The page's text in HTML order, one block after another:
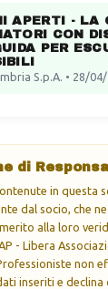
APERTI - LA
CON
PER
S.p.A. • 28/
di
in questa
dal socio, che ne
alla loro
- Libera
non
inseriti e